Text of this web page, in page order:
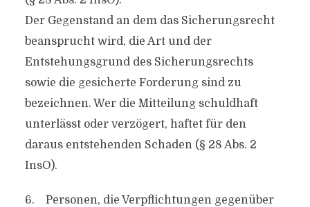
Der Gegenstand an dem das Sicherungsrecht
beansprucht wird, die Art und der
Entstehungsgrund des Sicherungsrechts
sowie die gesicherte Forderung sind zu
bezeichnen. Wer die Mitteilung schuldhaft
unterlässt oder verzögert, haftet für den
daraus entstehenden Schaden (§ 28 Abs. 2
InsO).
6. Personen, die Verpflichtungen gegenüber